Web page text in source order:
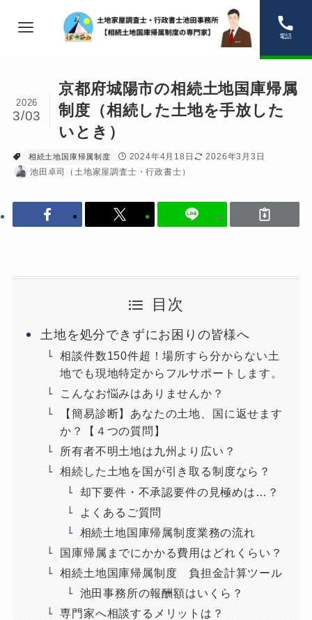
電話
京都府城陽市の相続土地国庫帰属
制度（相続した土地を手放した
いとき）
2026
3/03
相続土地国庫帰属制度 2024年4月18日
2026年3月3日
池田卓司（土地家屋調査士・行政書士）
目次
土地を処分できずにお困りの皆様へ
相談件数150件超！場所すら分からない土
地でも現地特定からフルサポートします。
こんなお悩みはありませんか？
【簡易診断】あなたの土地、国に返せます
か？【４つの質問】
所有者不明土地は九州より広い？
相続した土地を国が引き取る制度なら？
却下要件・不承認要件の見極めは…？
よくあるご質問
相続土地国庫帰属制度業務の流れ
国庫帰属までにかかる費用はどれくらい？
相続土地国庫帰属制度 負担金計算ツール
池田事務所の報酬額はいくら？
専門家へ相談するメリットは？